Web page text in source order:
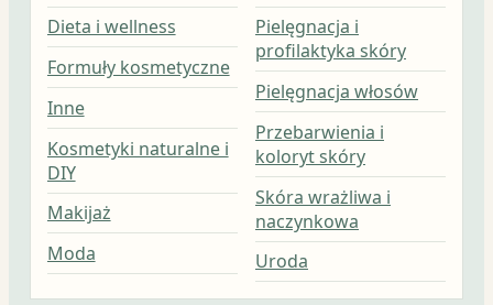
Dieta i wellness
Formuły kosmetyczne
Inne
Kosmetyki naturalne i
DIY
Makijaż
Moda
Pielęgnacja i
profilaktyka skóry
Pielęgnacja włosów
Przebarwienia i
koloryt skóry
Skóra wrażliwa i
naczynkowa
Uroda